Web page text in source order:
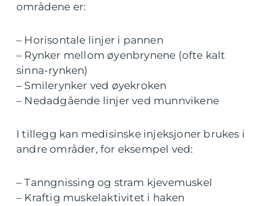
områdene er:
– Horisontale linjer i pannen
– Rynker mellom øyenbrynene (ofte kalt
sinna-rynken)
– Smilerynker ved øyekroken
– Nedadgående linjer ved munnvikene
I tillegg kan medisinske injeksjoner brukes i
andre områder, for eksempel ved:
– Tanngnissing og stram kjevemuskel
– Kraftig muskelaktivitet i haken